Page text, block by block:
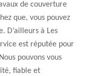
de couverture
que, vous pouvez
D’ailleurs à Les
est réputée pour
pouvons vous
fiable et